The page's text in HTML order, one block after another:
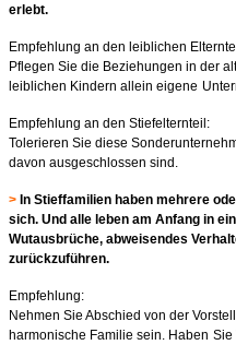
erlebt.
Empfehlung an den leiblichen
Pflegen Sie die Beziehungen in der
leiblichen Kindern allein eigene
Empfehlung an den Stiefelternteil:
Tolerieren Sie diese
davon ausgeschlossen sind.
> In Stieffamilien haben mehrere
sich. Und alle leben am Anfang in
Wutausbrüche, abweisendes
zurückzuführen.
Empfehlung:
Nehmen Sie Abschied von der
harmonische Familie sein. Haben Sie